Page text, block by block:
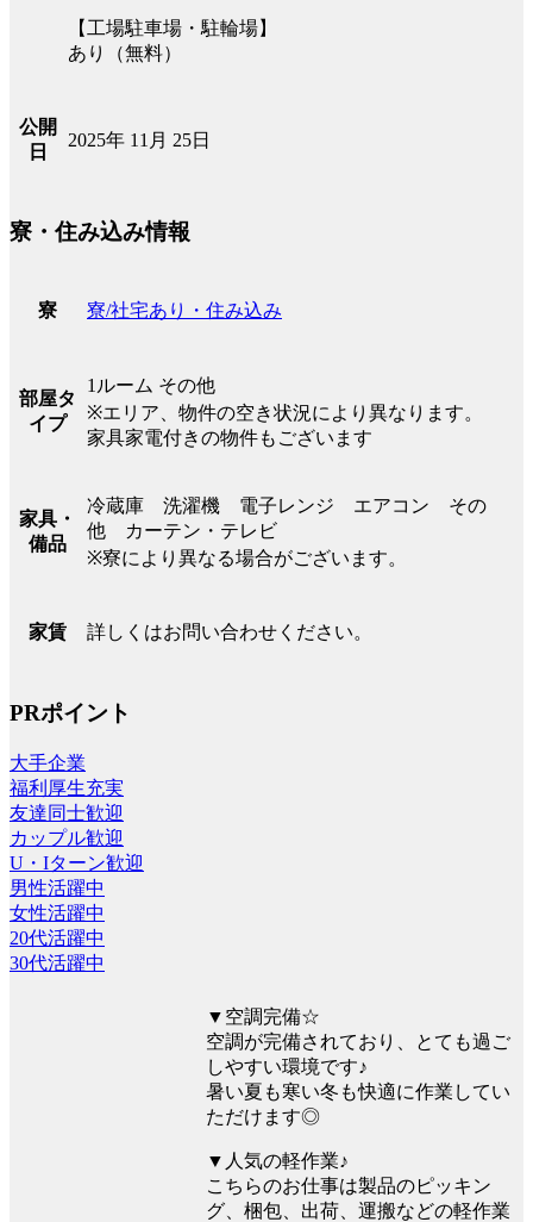
【工場駐車場・駐輪場】
あり（無料）
公開
日
2025年 11月 25日
寮・住み込み情報
寮 寮/社宅あり・住み込み
部屋タ
イプ
1ルーム その他
※エリア、物件の空き状況により異なります。
家具家電付きの物件もございます
家具・
備品
冷蔵庫 洗濯機 電子レンジ エアコン その
他 カーテン・テレビ
※寮により異なる場合がございます。
家賃 詳しくはお問い合わせください。
PRポイント
大手企業
福利厚生充実
友達同士歓迎
カップル歓迎
U・Iターン歓迎
男性活躍中
女性活躍中
20代活躍中
30代活躍中
▼空調完備☆
空調が完備されており、とても過ご
しやすい環境です♪
暑い夏も寒い冬も快適に作業してい
ただけます◎
▼人気の軽作業♪
こちらのお仕事は製品のピッキン
グ、梱包、出荷、運搬などの軽作業